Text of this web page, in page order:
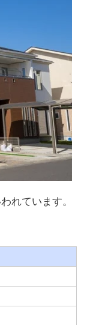
れています。